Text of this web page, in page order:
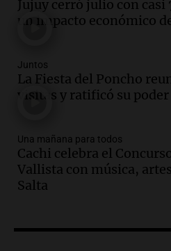
Episodios
Audio. Meteorólogo
durante la primavera
Informados al regreso
Episodios
tras fuertes vientos
Panorama Federal
Episodios
economía mejorará
Jujuy cerró julio con casi
un impacto económico
Juntos
La Fiesta del Poncho
visitas y ratificó su
Una mañana para todos
Cachi celebra el
Vallista con música,
Salta